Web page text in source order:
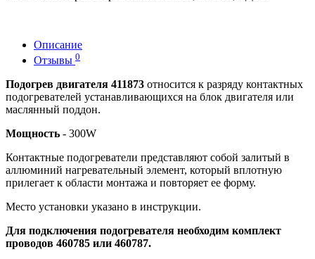
Описание
Отзывы 0
Подогрев двигателя 411873 относится к разряду контактных
подогревателей устанавливающихся на блок двигателя или
маслянный поддон.
Мощность - 300W
Контактные подогреватели представляют собой залитый в
аллюминий нагревательный элемент, который вплотную
прилегает к области монтажа и повторяет ее форму.
Место установки указано в инструкции.
Для подключения подогревателя необходим комплект
проводов 460785 или 460787.